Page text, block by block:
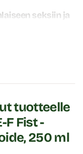
seksiin ja
sooloiluun sekä
tekee
Tuote jättää ihon
tuotteelle
F Fist -
250 ml